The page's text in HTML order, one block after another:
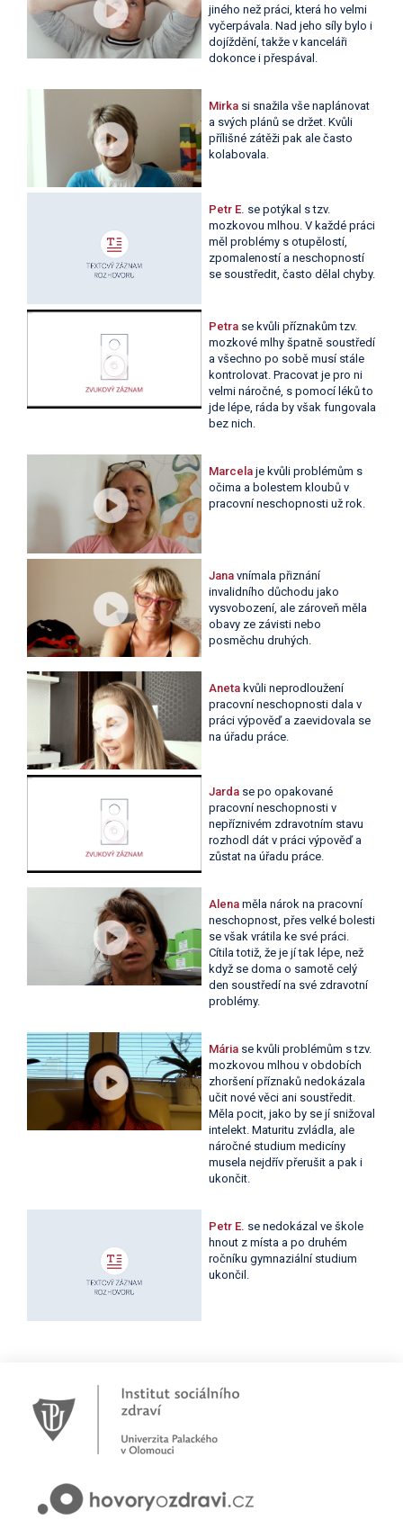
jiného než práci, která ho velmi
vyčerpávala. Nad jeho síly bylo i
dojíždění, takže v kanceláři
dokonce i přespával.
Mirka si snažila vše naplánovat
a svých plánů se držet. Kvůli
přílišné zátěži pak ale často
kolabovala.
Petr E. se potýkal s tzv.
mozkovou mlhou. V každé práci
měl problémy s otupělostí,
zpomaleností a neschopností
se soustředit, často dělal chyby.
Petra se kvůli příznakům tzv.
mozkové mlhy špatně soustředí
a všechno po sobě musí stále
kontrolovat. Pracovat je pro ni
velmi náročné, s pomocí léků to
jde lépe, ráda by však fungovala
bez nich.
Marcela je kvůli problémům s
očima a bolestem kloubů v
pracovní neschopnosti už rok.
Jana vnímala přiznání
invalidního důchodu jako
vysvobození, ale zároveň měla
obavy ze závisti nebo
posměchu druhých.
Aneta kvůli neprodloužení
pracovní neschopnosti dala v
práci výpověď a zaevidovala se
na úřadu práce.
Jarda se po opakované
pracovní neschopnosti v
nepříznivém zdravotním stavu
rozhodl dát v práci výpověď a
zůstat na úřadu práce.
Alena měla nárok na pracovní
neschopnost, přes velké bolesti
se však vrátila ke své práci.
Cítila totiž, že je jí tak lépe, než
když se doma o samotě celý
den soustředí na své zdravotní
problémy.
Mária se kvůli problémům s tzv.
mozkovou mlhou v obdobích
zhoršení příznaků nedokázala
učit nové věci ani soustředit.
Měla pocit, jako by se jí snižoval
intelekt. Maturitu zvládla, ale
náročné studium medicíny
musela nejdřív přerušit a pak i
ukončit.
Petr E. se nedokázal ve škole
hnout z místa a po druhém
ročníku gymnaziální studium
ukončil.